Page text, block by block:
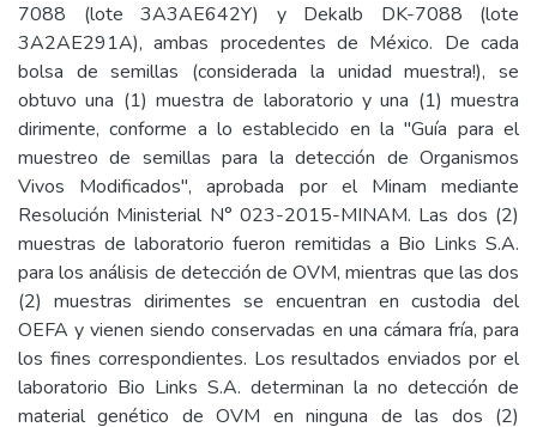
7088 (lote 3A3AE642Y) y Dekalb DK-7088 (lote
3A2AE291A), ambas procedentes de México. De cada
bolsa de semillas (considerada la unidad muestra!), se
obtuvo una (1) muestra de laboratorio y una (1) muestra
dirimente, conforme a lo establecido en la "Guía para el
muestreo de semillas para la detección de Organismos
Vivos Modificados", aprobada por el Minam mediante
Resolución Ministerial N° 023-2015-MINAM. Las dos (2)
muestras de laboratorio fueron remitidas a Bio Links S.A.
para los análisis de detección de OVM, mientras que las dos
(2) muestras dirimentes se encuentran en custodia del
OEFA y vienen siendo conservadas en una cámara fría, para
los fines correspondientes. Los resultados enviados por el
laboratorio Bio Links S.A. determinan la no detección de
material genético de OVM en ninguna de las dos (2)